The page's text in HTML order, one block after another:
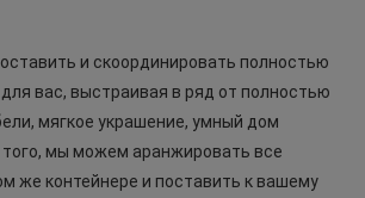
и скоординировать полностью
вас, выстраивая в ряд от полностью
мягкое украшение, умный дом
мы можем аранжировать все
же контейнере и поставить к вашему